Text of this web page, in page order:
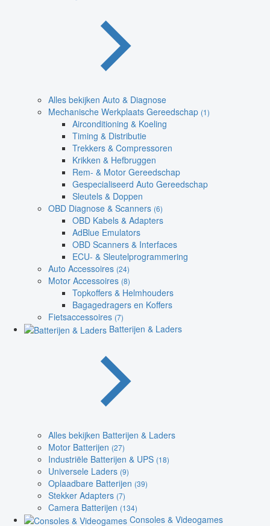
Alles bekijken Auto & Diagnose
Mechanische Werkplaats Gereedschap (1)
Airconditioning & Koeling
Timing & Distributie
Trekkers & Compressoren
Krikken & Hefbruggen
Rem- & Motor Gereedschap
Gespecialiseerd Auto Gereedschap
Sleutels & Doppen
OBD Diagnose & Scanners (6)
OBD Kabels & Adapters
AdBlue Emulators
OBD Scanners & Interfaces
ECU- & Sleutelprogrammering
Auto Accessoires (24)
Motor Accessoires (8)
Topkoffers & Helmhouders
Bagagedragers en Koffers
Fietsaccessoires (7)
Batterijen & Laders
Alles bekijken Batterijen & Laders
Motor Batterijen (27)
Industriële Batterijen & UPS (18)
Universele Laders (9)
Oplaadbare Batterijen (39)
Stekker Adapters (7)
Camera Batterijen (134)
Consoles & Videogames